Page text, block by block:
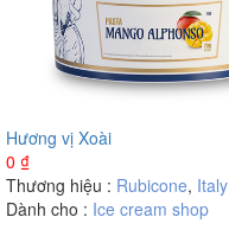
Hương vị Xoài
0 ₫
Thương hiệu : Rubicone, Italy
Dành cho : Ice cream shop